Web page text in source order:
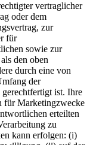
vertraglicher
oder dem
zur
für
sowie zur
den oben
durch eine von
der
ist. Ihre
für Marketingzwecke
erteilten
zu
kann erfolgen: (i)